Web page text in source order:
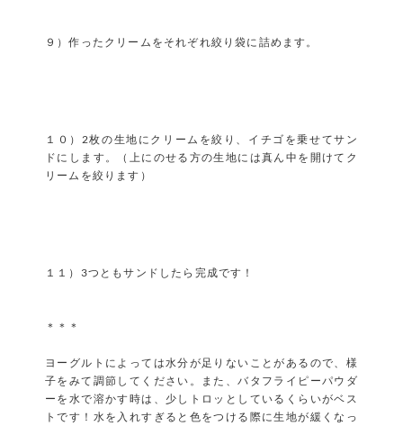
９）作ったクリームをそれぞれ絞り袋に詰めます。
１０）2枚の生地にクリームを絞り、イチゴを乗せてサン
ドにします。（上にのせる方の生地には真ん中を開けてク
リームを絞ります）
１１）3つともサンドしたら完成です！
＊＊＊
ヨーグルトによっては水分が足りないことがあるので、様
子をみて調節してください。また、バタフライピーパウダ
ーを水で溶かす時は、少しトロッとしているくらいがベス
トです！水を入れすぎると色をつける際に生地が緩くなっ